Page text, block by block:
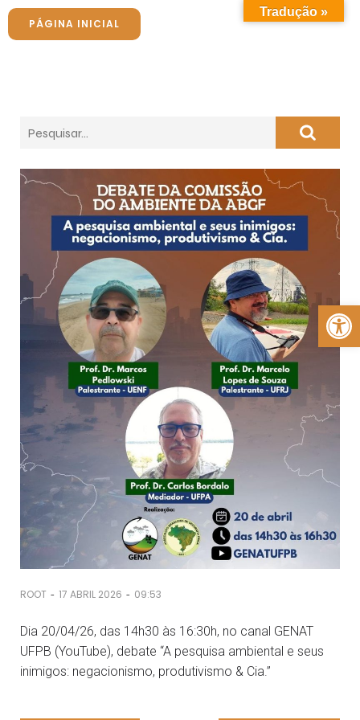
Abrir a barra de ferramentas
PÁGINA INICIAL
ROOT - 17 ABRIL 2026 - 09:53
Dia 20/04/26, das 14h30 às 16:30h, no canal GENAT
UFPB (YouTube), debate “A pesquisa ambiental e seus
inimigos: negacionismo, produtivismo & Cia.”
Tradução »